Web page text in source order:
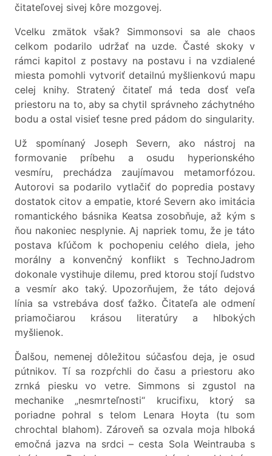
čitateľovej sivej kôre mozgovej.
Vcelku zmätok však? Simmonsovi sa ale chaos
celkom podarilo udržať na uzde. Časté skoky v
rámci kapitol z postavy na postavu i na vzdialené
miesta pomohli vytvoriť detailnú myšlienkovú mapu
celej knihy. Stratený čitateľ má teda dosť veľa
priestoru na to, aby sa chytil správneho záchytného
bodu a ostal visieť tesne pred pádom do singularity.
Už spomínaný Joseph Severn, ako nástroj na
formovanie príbehu a osudu hyperionského
vesmíru, prechádza zaujímavou metamorfózou.
Autorovi sa podarilo vytlačiť do popredia postavy
dostatok citov a empatie, ktoré Severn ako imitácia
romantického básnika Keatsa zosobňuje, až kým s
ňou nakoniec nesplynie. Aj napriek tomu, že je táto
postava kľúčom k pochopeniu celého diela, jeho
morálny a konvenčný konflikt s TechnoJadrom
dokonale vystihuje dilemu, pred ktorou stojí ľudstvo
a vesmír ako taký. Upozorňujem, že táto dejová
línia sa vstrebáva dosť ťažko. Čitateľa ale odmení
priamočiarou krásou literatúry a hlbokých
myšlienok.
Ďalšou, nemenej dôležitou súčasťou deja, je osud
pútnikov. Tí sa rozpŕchli do času a priestoru ako
zrnká piesku vo vetre. Simmons si zgustol na
mechanike „nesmrteľnosti“ krucifixu, ktorý sa
poriadne pohral s telom Lenara Hoyta (tu som
chrochtal blahom). Zároveň sa ozvala moja hlboká
emočná jazva na srdci – cesta Sola Weintrauba s